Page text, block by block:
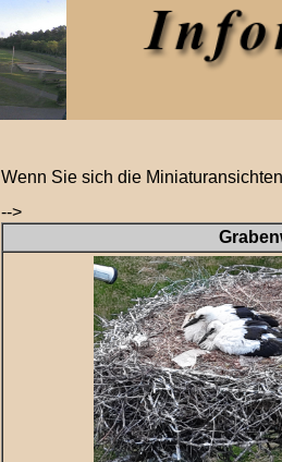
Wenn Sie sich die
-->